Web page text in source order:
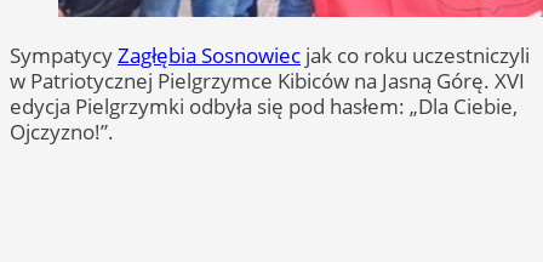
SympatycyZagłębia Sosnowiec jak co roku uczestniczyli
w Patriotycznej Pielgrzymce Kibiców na Jasną Górę. XVI
edycja Pielgrzymki odbyła się pod hasłem: „Dla Ciebie,
Ojczyzno!”.